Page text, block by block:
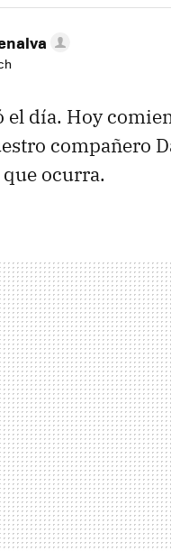
el día. Hoy
compañero
ocurra.